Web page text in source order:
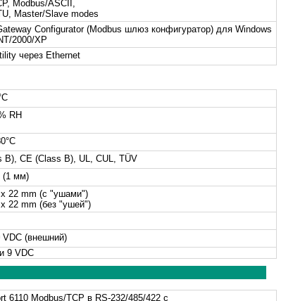
Modbus/ASCII,
Master/Slave modes
Configurator (Modbus шлюз конфигуратор) для Windows
2000/XP
через Ethernet
RH
B), CE (Class B), UL, CUL, TÜV
(1 мм)
22 mm (с "ушами")
22 mm (без "ушей")
(внешний)
9 VDC
6110 Modbus/TCP в RS-232/485/422 с